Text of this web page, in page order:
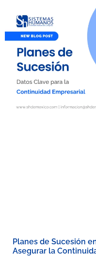
Planes de Sucesión
Asegurar la